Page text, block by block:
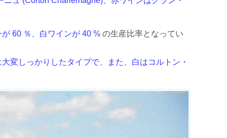
60 ％、白ワインが 40 % の生産比率となってい
変しっかりしたタイプで、また、白はコルトン・